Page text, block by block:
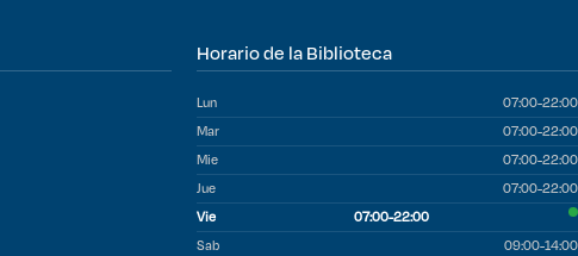
Horario de la Biblioteca
Lun
07:00-22:00
Mar
07:00-22:00
Mie
07:00-22:00
Jue
07:00-22:00
Vie
07:00-22:00
Sab
09:00-14:00